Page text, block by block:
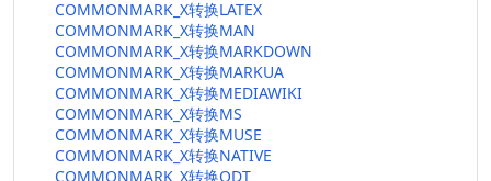
COMMONMARK_X转换LATEX
COMMONMARK_X转换MAN
COMMONMARK_X转换MARKDOWN
COMMONMARK_X转换MARKUA
COMMONMARK_X转换MEDIAWIKI
COMMONMARK_X转换MS
COMMONMARK_X转换MUSE
COMMONMARK_X转换NATIVE
COMMONMARK_X转换ODT